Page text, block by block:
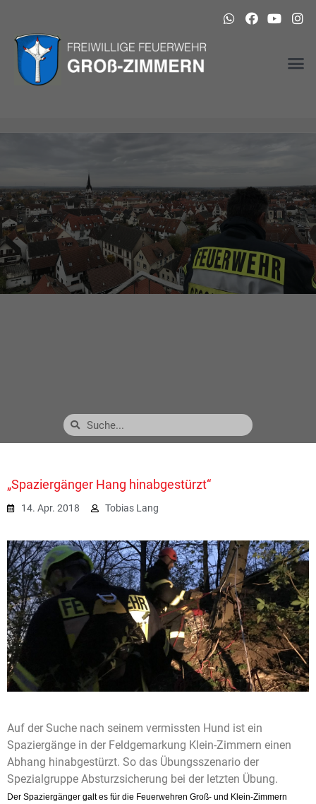
„Spaziergänger Hang hinabgestürzt“
14. Apr. 2018 Tobias Lang
Auf der Suche nach seinem vermissten Hund ist ein
Spaziergänge in der Feldgemarkung Klein-Zimmern einen
Abhang hinabgestürzt. So das Übungsszenario der
Spezialgruppe Absturzsicherung bei der letzten Übung.
Der Spaziergänger galt es für die Feuerwehren Groß- und Klein-Zimmern